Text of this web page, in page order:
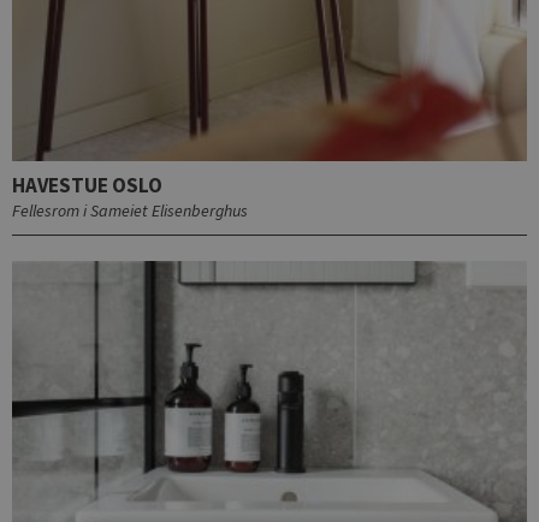
HAVESTUE OSLO
Fellesrom i Sameiet Elisenberghus